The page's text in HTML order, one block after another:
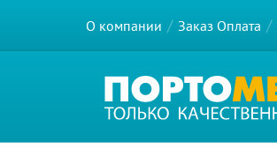
О компании Заказ Оплата